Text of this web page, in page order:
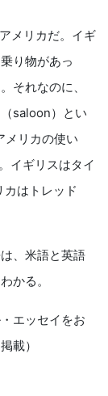
メリカだ。イギ
り物があっ
それなのに、
saloon）とい
メリカの使い
イギリスはタイ
はトレッド
、米語と英語
かる。
エッセイをお
載）